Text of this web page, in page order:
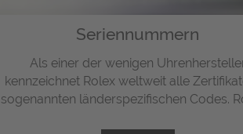
Seriennummern
Als einer der wenigen
kennzeichnet Rolex weltweit alle
sogenannten länderspezifischen Codes.